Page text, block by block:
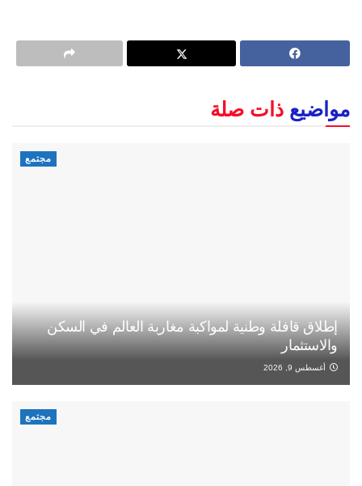
مواضيع ذات صلة
مجتمع
إطلاق قافلة وطنية لمواكبة مغاربة العالم في السكن
والاستثمار
أغسطس 9, 2026
مجتمع